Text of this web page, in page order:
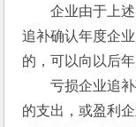
企业由于上述
追补确认年度企
的，可以向以后
亏损企业追补
的支出，或盈利